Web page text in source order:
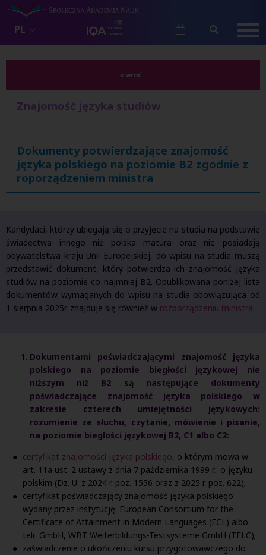
PL
« wróć...
Znajomość języka studiów
Dokumenty potwierdzające znajomość
języka polskiego na poziomie B2 zgodnie z
roporządzeniem ministra
Kandydaci, którzy ubiegają się o przyjęcie na studia na podstawie
świadectwa innego niż polska matura oraz nie posiadają
obywatelstwa kraju Unii Europejskiej, do wpisu na studia muszą
przedstawić dokument, który potwierdza ich znajomość języka
studiów na poziomie co najmniej B2. Opublikowana poniżej lista
dokumentów wymaganych do wpisu na studia obowiązująca od
1 sierpnia 2025r. znajduje się również w rozporządzeniu ministra.
Dokumentami poświadczającymi znajomość języka
polskiego na poziomie biegłości językowej nie
niższym niż B2 są następujące dokumenty
poświadczające znajomość języka polskiego w
zakresie czterech umiejętności językowych:
rozumienie ze słuchu, czytanie, mówienie i pisanie,
na poziomie biegłości językowej B2, C1 albo C2:
certyfikat znajomości języka polskiego, o którym mowa w
art. 11a ust. 2 ustawy z dnia 7 października 1999 r. o języku
polskim (Dz. U. z 2024 r. poz. 1556 oraz z 2025 r. poz. 622);
certyfikat poświadczający znajomość języka polskiego
wydany przez instytucję: European Consortium for the
Certificate of Attainment in Modern Languages (ECL) albo
telc GmbH, WBT Weiterbildungs-Testsysteme GmbH (TELC);
zaświadczenie o ukończeniu kursu przygotowawczego do